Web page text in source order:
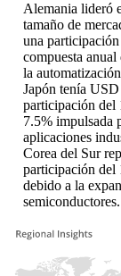
Alemania lideró
tamaño de
una participación
compuesta
la
Japón tenía
participación del
7.5% impulsada
aplicaciones
Corea del Sur
participación del
debido a la
semiconductores.